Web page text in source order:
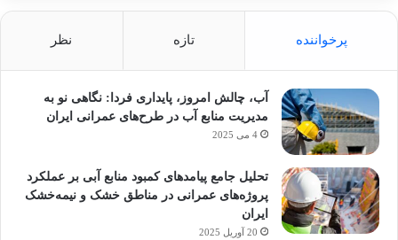
پرخواننده تازه نظر
آب، چالش امروز، پایداری فردا: نگاهی نو به
مدیریت منابع آب در طرح‌های عمرانی ایران
4 می 2025
تحلیل جامع پیامدهای کمبود منابع آبی بر عملکرد
پروژه‌های عمرانی در مناطق خشک و نیمه‌خشک
ایران
20 آوریل 2025